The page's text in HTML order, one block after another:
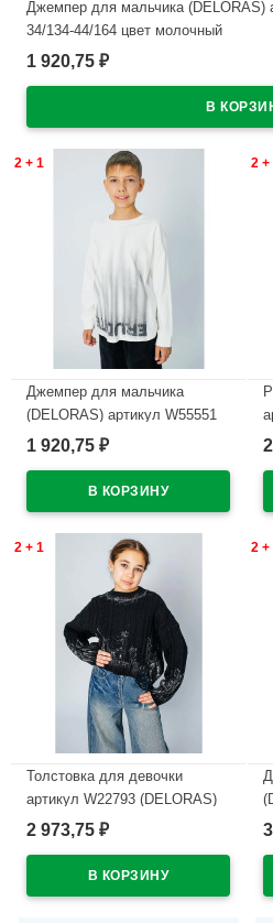
Джемпер для мальчика (DELORAS)
34/134-44/164 цвет молочный
В наличии
1 920,75 ₽
2 + 1
Джемпер для мальчика
(DELORAS) артикул W55551
размер 34/134-44/164 цвет
1 920,75 ₽
2 +
2 + 1
Толстовка для девочки
артикул W22793 (DELORAS)
размер цвет черный
2 973,75 ₽
2 +